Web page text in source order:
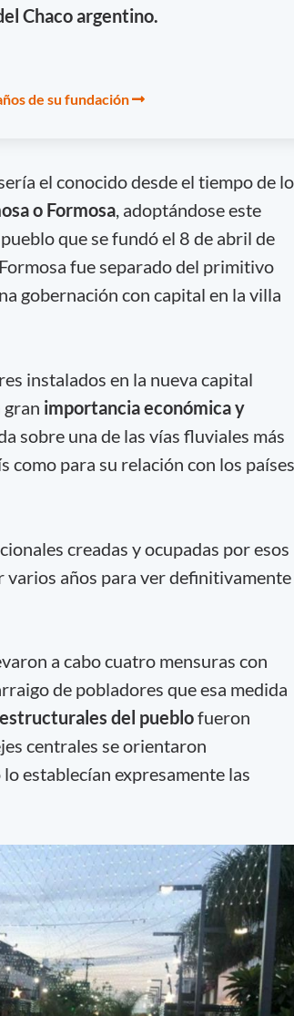
Chaco argentino.
de su fundación
el conocido desde el tiempo de
o Formosa, adoptándose este
que se fundó el 8 de abril de
fue separado del primitivo
gobernación con capital en la villa
instalados en la nueva capital
gran importancia económica y
sobre una de las vías fluviales más
para su relación con los países
creadas y ocupadas por esos
varios años para ver definitivamente
a cabo cuatro mensuras con
de pobladores que esa medida
del pueblofueron
centrales se orientaron
establecían expresamente las